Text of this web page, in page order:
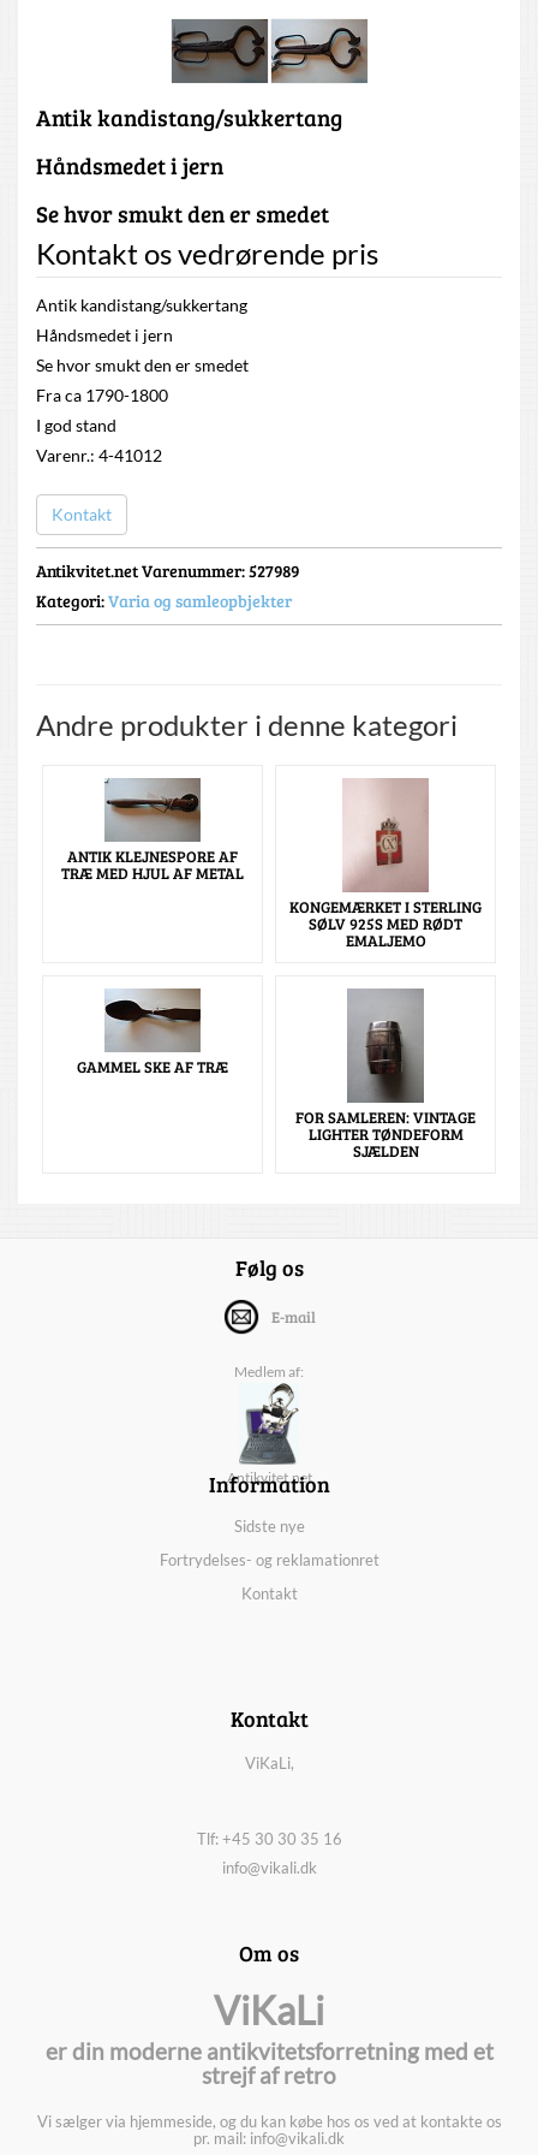
Antik kandistang/sukkertang
Håndsmedet i jern
Se hvor smukt den er smedet
Kontakt os vedrørende pris
Antik kandistang/sukkertang
Håndsmedet i jern
Se hvor smukt den er smedet
Fra ca 1790-1800
I god stand
Varenr.: 4-41012
Kontakt
Antikvitet.net Varenummer: 527989
Kategori:Varia og samleopbjekter
Andre produkter i denne kategori
ANTIK KLEJNESPORE AF
TRÆ MED HJUL AF METAL
KONGEMÆRKET I STERLING
SØLV 925S MED RØDT
EMALJEMO
GAMMEL SKE AF TRÆ
FOR SAMLEREN: VINTAGE
LIGHTER TØNDEFORM
SJÆLDEN
Følg os
E-mail
Medlem af:
Antikvitet.net
Information
Sidste nye
Fortrydelses- og reklamationret
Kontakt
Kontakt
ViKaLi,
Tlf: +45 30 30 35 16
info@vikali.dk
Om os
ViKaLi
er din moderne antikvitetsforretning med et
strejf af retro
Vi sælger via hjemmeside, og du kan købe hos os ved at kontakte os
pr. mail: info@vikali.dk